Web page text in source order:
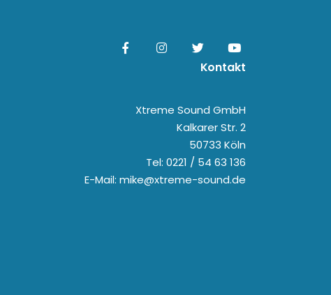
Kontakt
Xtreme Sound GmbH
Kalkarer Str. 2
50733 Köln
Tel: 0221 / 54 63 136
E-Mail: mike@xtreme-sound.de